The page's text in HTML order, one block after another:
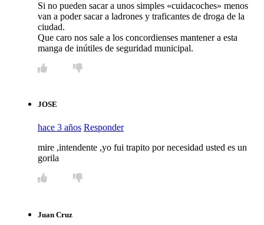
Si no pueden sacar a unos simples «cuidacoches» menos
van a poder sacar a ladrones y traficantes de droga de la
ciudad.
Que caro nos sale a los concordienses mantener a esta
manga de inútiles de seguridad municipal.
JOSE
hace 3 años Responder
mire ,intendente ,yo fui trapito por necesidad usted es un
gorila
Juan Cruz